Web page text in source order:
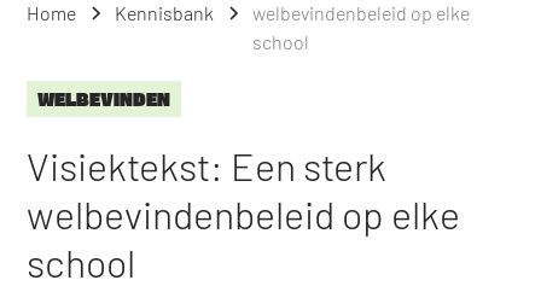
Home Kennisbank
welbevindenbeleid op elke
school
WELBEVINDEN
Visiektekst: Een sterk
welbevindenbeleid op elke
school